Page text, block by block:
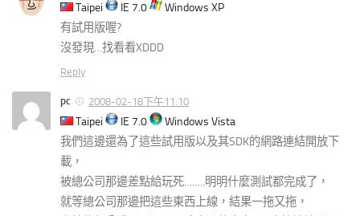
Taipei IE 7.0
Windows XP
有試用版喔?
沒發現…找看看XDDD
Reply
pc 2008-02-18下午11:10
Taipei IE 7.0
Windows Vista
我們這邊還為了這些試用版以及其SDK的網路連結開放下
載，
被總公司那邊差點給玩死……..明明什麼測試都完成了，
就等總公司那邊把這些東西上線，結果一拖又拖，